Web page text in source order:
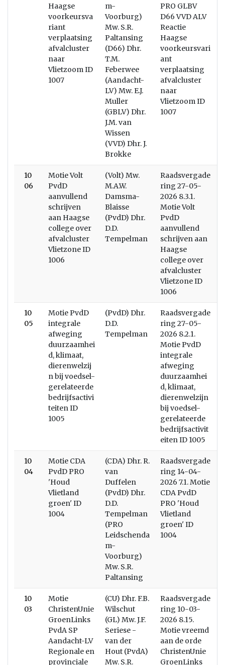
Haagse
voorkeursva
riant
verplaatsing
afvalcluster
naar
Vlietzoom ID
1007
m-
Voorburg)
Mw. S.R.
Paltansing
(D66) Dhr.
T.M.
Feberwee
(Aandacht-
LV) Mw. E.J.
Muller
(GBLV) Dhr.
J.M. van
Wissen
(VVD) Dhr. J.
Brokke
PRO GLBV
D66 VVD ALV
Reactie
Haagse
voorkeursvari
ant
verplaatsing
afvalcluster
naar
Vlietzoom ID
1007
10
06
Motie Volt
PvdD
aanvullend
schrijven
aan Haagse
college over
afvalcluster
Vlietzone ID
1006
(Volt) Mw.
M.A.W.
Damsma-
Blaisse
(PvdD) Dhr.
D.D.
Tempelman
Raadsvergade
ring 27-05-
2026 8.3.1.
Motie Volt
PvdD
aanvullend
schrijven aan
Haagse
college over
afvalcluster
Vlietzone ID
1006
10
05
Motie PvdD
integrale
afweging
duurzaamhei
d, klimaat,
dierenwelzij
n bij voedsel-
gerelateerde
bedrijfsactivi
teiten ID
1005
(PvdD) Dhr.
D.D.
Tempelman
Raadsvergade
ring 27-05-
2026 8.2.1.
Motie PvdD
integrale
afweging
duurzaamhei
d, klimaat,
dierenwelzijn
bij voedsel-
gerelateerde
bedrijfsactivit
eiten ID 1005
10
04
Motie CDA
PvdD PRO
'Houd
Vlietland
groen' ID
1004
(CDA) Dhr. R.
van
Duffelen
(PvdD) Dhr.
D.D.
Tempelman
(PRO
Leidschenda
m-
Voorburg)
Mw. S.R.
Paltansing
Raadsvergade
ring 14-04-
2026 7.1. Motie
CDA PvdD
PRO 'Houd
Vlietland
groen' ID
1004
10
03
Motie
ChristenUnie
GroenLinks
PvdA SP
Aandacht-LV
Regionale en
provinciale
(CU) Dhr. F.B.
Wilschut
(GL) Mw. J.F.
Seriese -
van der
Hout (PvdA)
Mw. S.R.
Raadsvergade
ring 10-03-
2026 8.15.
Motie vreemd
aan de orde
ChristenUnie
GroenLinks